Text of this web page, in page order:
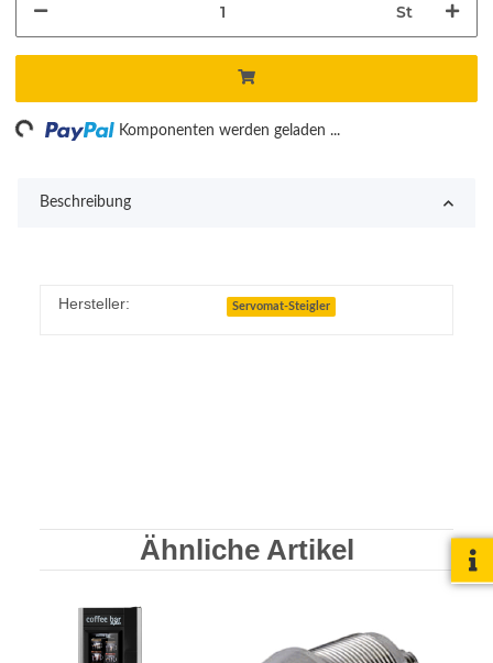
St
Komponenten werden geladen ...
Beschreibung
Hersteller: Servomat-Steigler
Ähnliche Artikel